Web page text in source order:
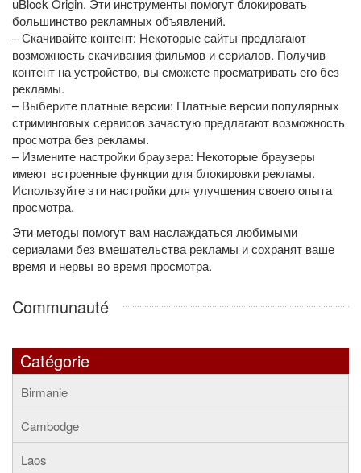
uBlock Origin. Эти инструменты помогут блокировать
большинство рекламных объявлений.
– Скачивайте контент: Некоторые сайты предлагают
возможность скачивания фильмов и сериалов. Получив
контент на устройство, вы сможете просматривать его без
рекламы.
– Выберите платные версии: Платные версии популярных
стриминговых сервисов зачастую предлагают возможность
просмотра без рекламы.
– Измените настройки браузера: Некоторые браузеры
имеют встроенные функции для блокировки рекламы.
Используйте эти настройки для улучшения своего опыта
просмотра.
Эти методы помогут вам наслаждаться любимыми
сериалами без вмешательства рекламы и сохранят ваше
время и нервы во время просмотра.
Communauté
Catégorie
Birmanie
Cambodge
Laos